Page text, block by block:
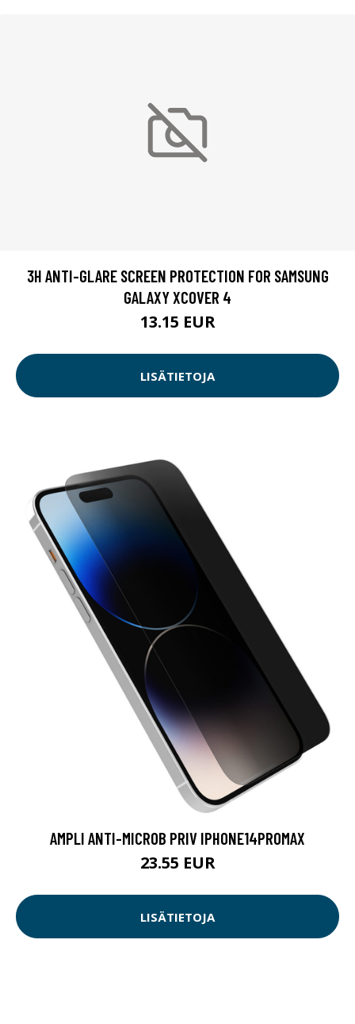
3H ANTI-GLARE SCREEN PROTECTION FOR SAMSUNG
GALAXY XCOVER 4
13.15 EUR
LISÄTIETOJA
AMPLI ANTI-MICROB PRIV IPHONE14PROMAX
23.55 EUR
LISÄTIETOJA